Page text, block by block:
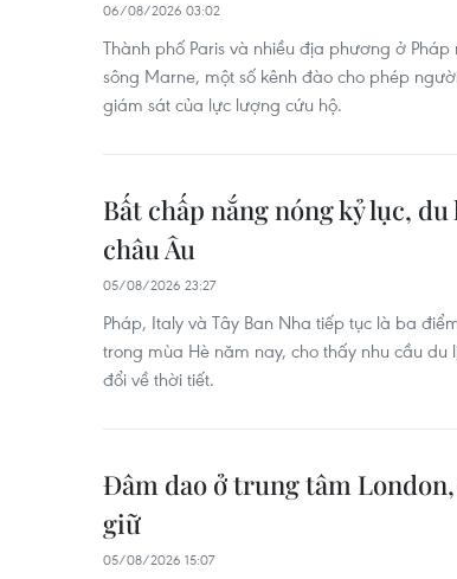
06/08/2026 03:02
Thành phố Paris và nhiều địa phương ở
sông Marne, một số kênh đào cho phép
giám sát của lực lượng cứu hộ.
Bất chấp nắng nóng kỷ lục,
châu Âu
05/08/2026 23:27
Pháp, Italy và Tây Ban Nha tiếp tục là ba
trong mùa Hè năm nay, cho thấy nhu cầu
đổi về thời tiết.
Đâm dao ở trung tâm
giữ
05/08/2026 15:07